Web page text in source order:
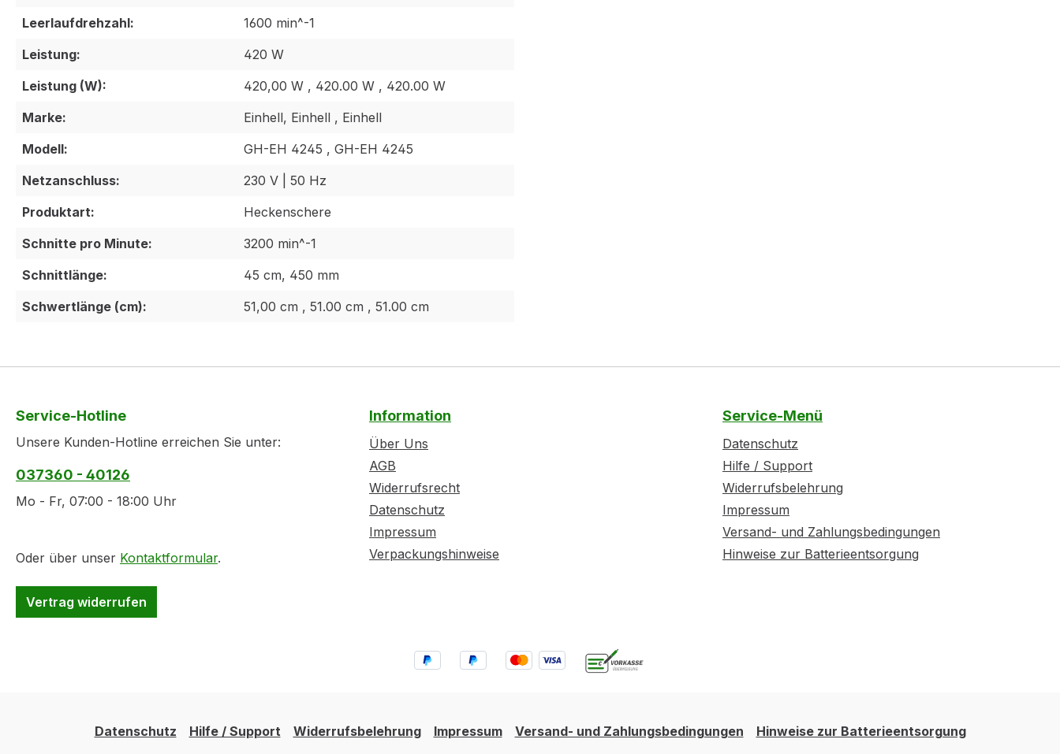
Leerlaufdrehzahl:
1600 min^-1
Leistung:
420 W
Leistung (W):
420,00 W , 420.00 W , 420.00 W
Marke:
Einhell, Einhell , Einhell
Modell:
GH-EH 4245 , GH-EH 4245
Netzanschluss:
230 V | 50 Hz
Produktart:
Heckenschere
Schnitte pro Minute:
3200 min^-1
Schnittlänge:
45 cm, 450 mm
Schwertlänge (cm):
51,00 cm , 51.00 cm , 51.00 cm
Service-Hotline
Unsere Kunden-Hotline erreichen Sie unter:
037360 - 40126
Mo - Fr, 07:00 - 18:00 Uhr
Oder über unser Kontaktformular.
Vertrag widerrufen
Information
Über Uns
AGB
Widerrufsrecht
Datenschutz
Impressum
Verpackungshinweise
Service-Menü
Datenschutz
Hilfe / Support
Widerrufsbelehrung
Impressum
Versand- und Zahlungsbedingungen
Hinweise zur Batterieentsorgung
Datenschutz Hilfe / Support Widerrufsbelehrung Impressum Versand- und Zahlungsbedingungen Hinweise zur Batterieentsorgung